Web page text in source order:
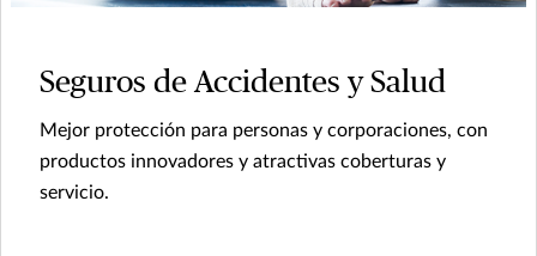
Seguros de Accidentes y Salud
Mejor protección para personas y corporaciones, con
productos innovadores y atractivas coberturas y
servicio.